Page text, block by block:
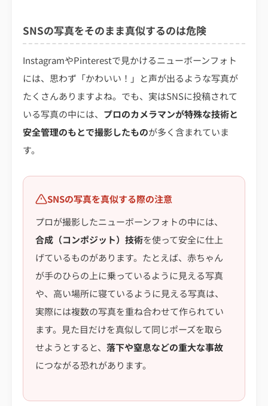
SNSの写真をそのまま真似するのは危険
InstagramやPinterestで見かけるニューボーンフォト
には、思わず「かわいい！」と声が出るような写真が
たくさんありますよね。でも、実はSNSに投稿されて
いる写真の中には、 プロのカメラマンが特殊な技術と
安全管理のもとで撮影したものが多く含まれていま
す。
SNSの写真を真似する際の注意
プロが撮影したニューボーンフォトの中には、
合成（コンポジット）技術を使って安全に仕上
げているものがあります。たとえば、赤ちゃん
が手のひらの上に乗っているように見える写真
や、高い場所に寝ているように見える写真は、
実際には複数の写真を重ね合わせて作られてい
ます。見た目だけを真似して同じポーズを取ら
せようとすると、 落下や窒息などの重大な事故
につながる恐れがあります。